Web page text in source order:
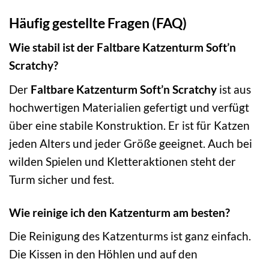
Häufig gestellte Fragen (FAQ)
Wie stabil ist der Faltbare Katzenturm Soft’n
Scratchy?
Der Faltbare Katzenturm Soft’n Scratchy ist aus
hochwertigen Materialien gefertigt und verfügt
über eine stabile Konstruktion. Er ist für Katzen
jeden Alters und jeder Größe geeignet. Auch bei
wilden Spielen und Kletteraktionen steht der
Turm sicher und fest.
Wie reinige ich den Katzenturm am besten?
Die Reinigung des Katzenturms ist ganz einfach.
Die Kissen in den Höhlen und auf den